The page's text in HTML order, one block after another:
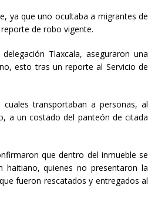
ya que uno ocultaba a migrantes de
de robo vigente.
Tlaxcala, aseguraron una
esto tras un reporte al Servicio de
transportaban a personas, al
a un costado del panteón de citada
que dentro del inmueble se
haitiano, quienes no presentaron la
fueron rescatados y entregados al